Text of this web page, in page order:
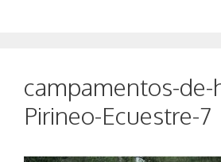
campamentos-de-
Pirineo-Ecuestre-7